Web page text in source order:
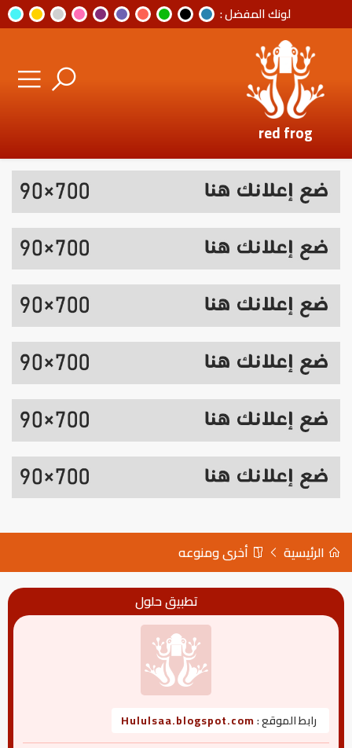
لونك المفضل :
red frog
الرئيسية أخرى ومنوعه
تطبيق حلول
رابط الموقع :Hululsaa.blogspot.com